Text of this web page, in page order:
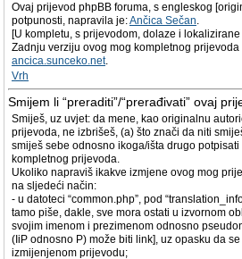
Ovaj prijevod phpBB foruma, s engleskog
potpunosti, napravila je:Ančica Sečan.
[U kompletu, s prijevodom, dolaze i lokalizirane
Zadnju verziju ovog mog kompletnog
ancica.sunceko.net.
Vrh
Smijem li “preraditi”/“prerađivati” ovaj
Smiješ, uz uvjet: da mene, kao originalnu
prijevoda, ne izbrišeš, (a) što znači da niti
smiješ sebe odnosno ikoga/išta drugo
kompletnog prijevoda.
Ukoliko napraviš ikakve izmjene ovog mog
na sljedeći način:
- u datoteci “common.php”, pod
tamo piše, dakle, sve mora ostati u izvornom
svojim imenom i prezimenom odnosno
(IiP odnosno P) može biti link], uz opasku da
izmijenjenom prijevodu;